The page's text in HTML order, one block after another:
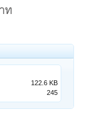
ท
122.6 KB
245